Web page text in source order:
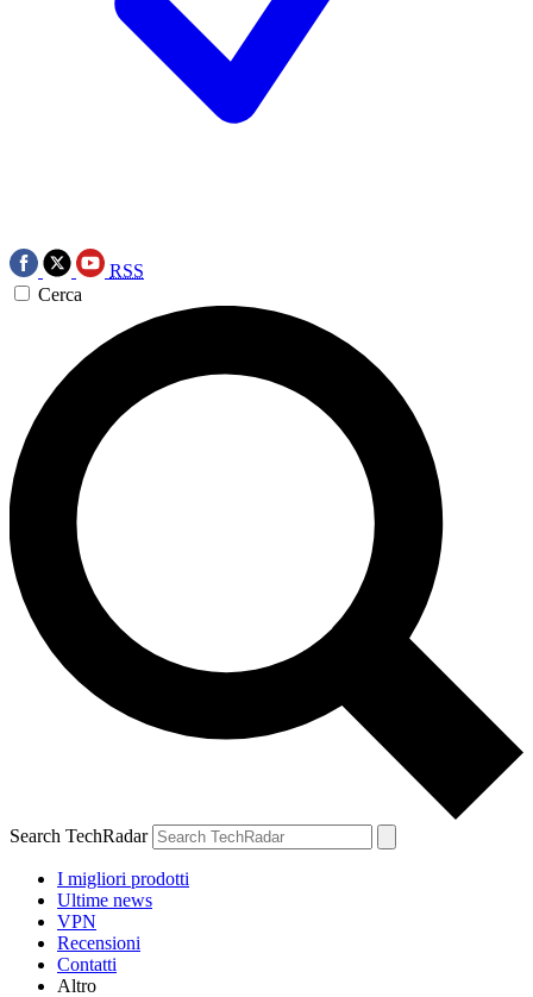
RSS
Cerca
Search TechRadar
I migliori prodotti
Ultime news
VPN
Recensioni
Contatti
Altro